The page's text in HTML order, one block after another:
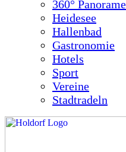
360°
Heidesee
Hallenbad
Gastronomie
Hotels
Sport
Vereine
Stadtradeln